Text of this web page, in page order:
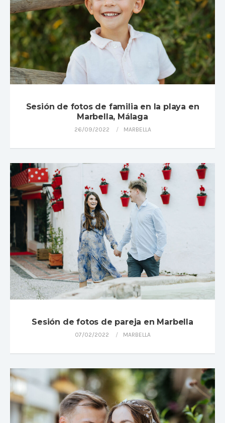
Sesión de fotos de familia en la playa en
Marbella, Málaga
26/09/2022 MARBELLA
Sesión de fotos de pareja en Marbella
07/02/2022 MARBELLA